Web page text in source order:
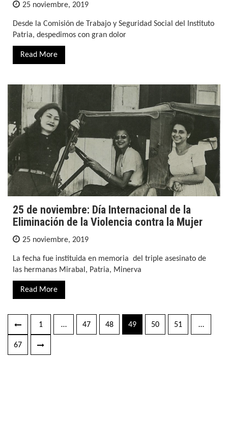
25 noviembre, 2019
Desde la Comisión de Trabajo y Seguridad Social del Instituto
Patria, despedimos con gran dolor
Read More
25 de noviembre: Día Internacional de la
Eliminación de la Violencia contra la Mujer
25 noviembre, 2019
La fecha fue instituida en memoria del triple asesinato de
las hermanas Mirabal, Patria, Minerva
Read More
Navegación
de
1 … 47 48 49 50 51 …
67